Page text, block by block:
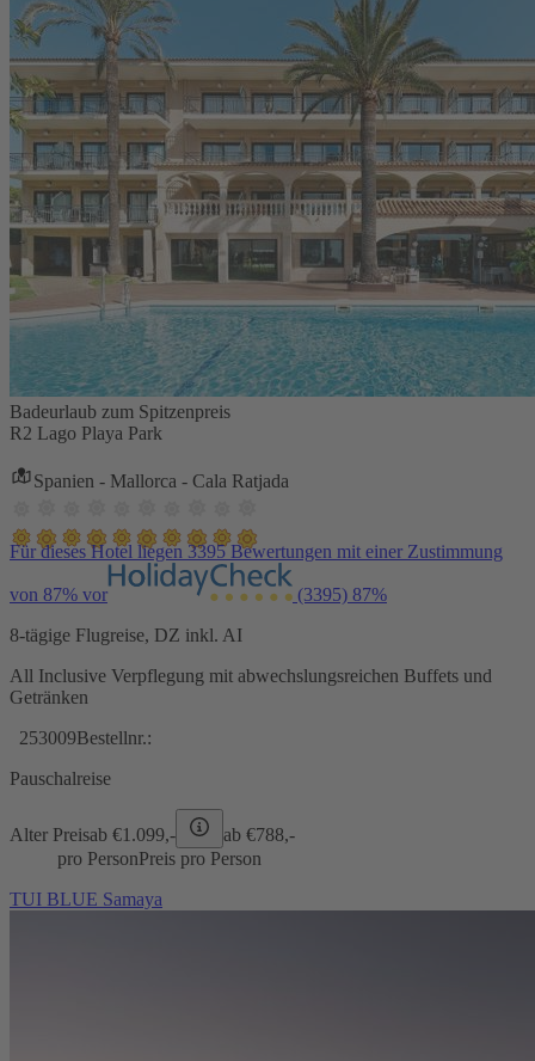
Badeurlaub zum Spitzenpreis
R2 Lago Playa Park
Spanien - Mallorca - Cala Ratjada
Für dieses Hotel liegen 3395 Bewertungen mit einer Zustimmung
von 87% vor (3395) 87%
8-tägige Flugreise, DZ inkl. AI
All Inclusive Verpflegung mit abwechslungsreichen Buffets und
Getränken
253009Bestellnr.:
Pauschalreise
Alter Preisab €1.099,- ab €788,-
pro PersonPreis pro Person
TUI BLUE Samaya